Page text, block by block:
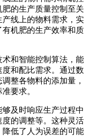
的生产质量控制至关
线上的物料需求，实
机肥的生产效率和质
和智能控制算法，能
和配比需求。通过数
整各物料的添加量，
要求。
及时响应生产过程中
的调整等。这种灵活
低了人为误差的可能